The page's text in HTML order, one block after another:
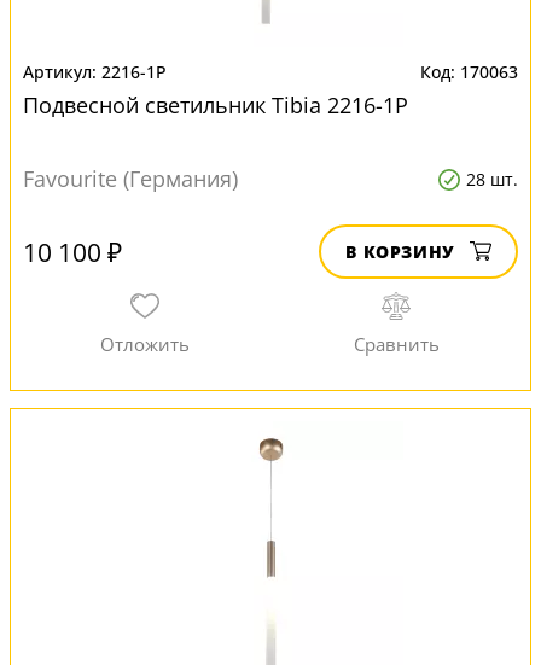
2216-1P 170063
Подвесной светильник Tibia 2216-1P
Favourite (Германия) 28 шт.
10 100 ₽ В КОРЗИНУ